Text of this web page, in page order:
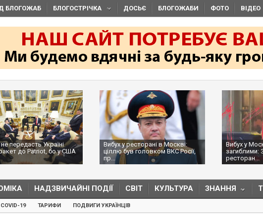
БЛОГОЖАБ БЛОГОСТРІЧКА ДОСЬЄ БЛОГОЖАБИ ФОТО ВІДЕО
передасть Україні
до Patriot, бо у США
Вибух у ресторані в Москві:
ціллю був головком ВКС Росії,
пр...
Вибух у
загиблими:
ресторан...
НАДЗВИЧАЙНІ ПОДІЇ СВІТ КУЛЬТУРА ЗНАННЯ
19 ТАРИФИ ПОДВИГИ УКРАЇНЦІВ